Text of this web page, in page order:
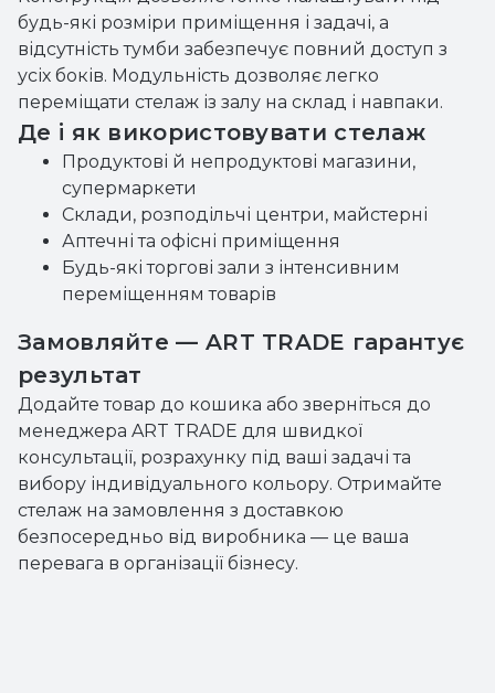
будь-які розміри приміщення і задачі, а
відсутність тумби забезпечує повний доступ з
усіх боків. Модульність дозволяє легко
переміщати стелаж із залу на склад і навпаки.
Де і як використовувати стелаж
Продуктові й непродуктові магазини,
супермаркети
Склади, розподільчі центри, майстерні
Аптечні та офісні приміщення
Будь-які торгові зали з інтенсивним
переміщенням товарів
Замовляйте — ART TRADE гарантує
результат
Додайте товар до кошика або зверніться до
менеджера ART TRADE для швидкої
консультації, розрахунку під ваші задачі та
вибору індивідуального кольору. Отримайте
стелаж на замовлення з доставкою
безпосередньо від виробника — це ваша
перевага в організації бізнесу.